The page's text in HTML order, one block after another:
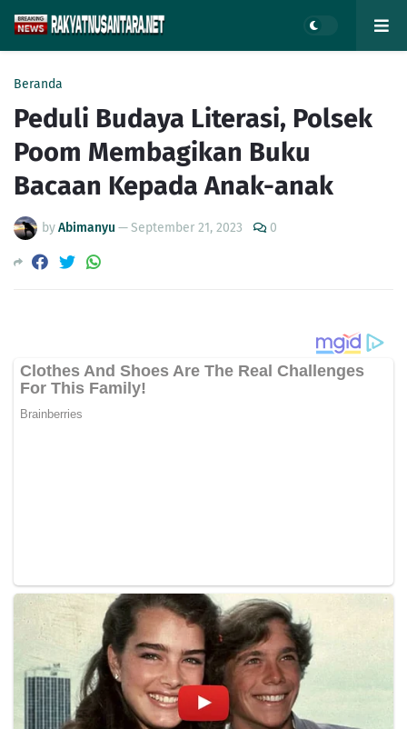
Beranda
Peduli Budaya Literasi, Polsek
Poom Membagikan Buku
Bacaan Kepada Anak-anak
byAbimanyu —September 21, 2023 0